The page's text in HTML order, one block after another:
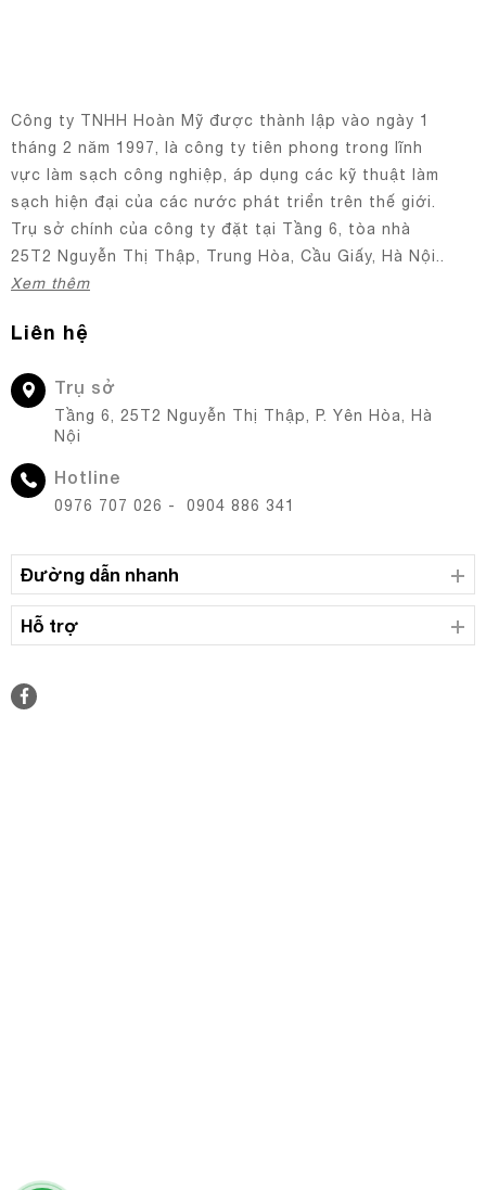
Công ty TNHH Hoàn Mỹ được thành lập vào ngày 1
tháng 2 năm 1997, là công ty tiên phong trong lĩnh
vực làm sạch công nghiệp, áp dụng các kỹ thuật làm
sạch hiện đại của các nước phát triển trên thế giới.
Trụ sở chính của công ty đặt tại Tầng 6, tòa nhà
25T2 Nguyễn Thị Thập, Trung Hòa, Cầu Giấy, Hà Nội..
Xem thêm
Liên hệ
Trụ sở
Tầng 6, 25T2 Nguyễn Thị Thập, P. Yên Hòa, Hà
Nội
Hotline
0976 707 026 - 0904 886 341
Đường dẫn nhanh
Hỗ trợ